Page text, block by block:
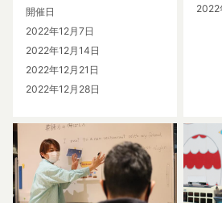
開催日
2022年12月7日
2022年12月14日
2022年12月21日
2022年12月28日
2022